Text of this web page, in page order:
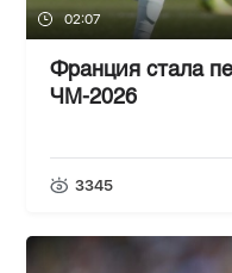
02:07
Франция стала
ЧМ-2026
3345